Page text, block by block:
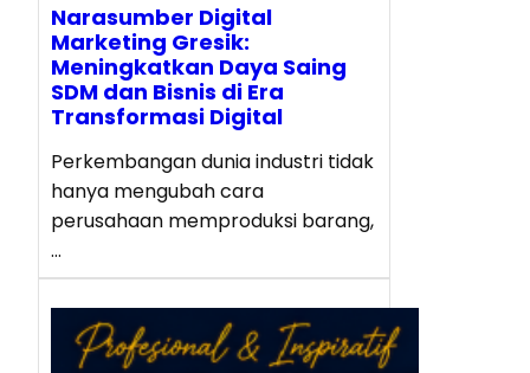
Narasumber Digital
Marketing Gresik:
Meningkatkan Daya Saing
SDM dan Bisnis di Era
Transformasi Digital
Perkembangan dunia industri tidak
hanya mengubah cara
perusahaan memproduksi barang,
…